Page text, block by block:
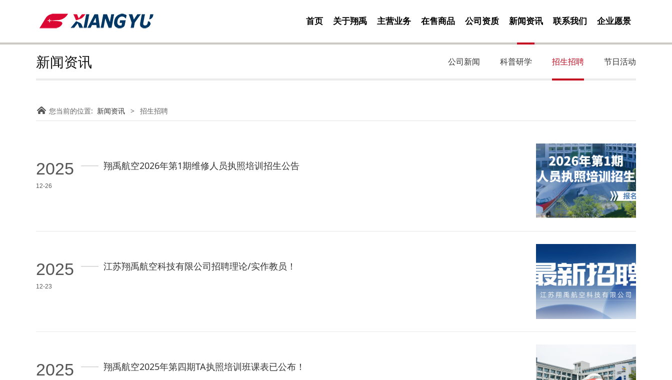
首页 关于翔禹 主营业务 在售商品 公司资质 新闻资讯 联系我们 企业愿景
新闻资讯 公司新闻 科普研学 招生招聘 节日活动
您当前的位置: 新闻资讯 > 招生招聘
2025
12-26
翔禹航空2026年第1期维修人员执照培训招生公告
2025
12-23
江苏翔禹航空科技有限公司招聘理论/实作教员！
2025 翔禹航空2025年第四期TA执照培训班课表已公布！